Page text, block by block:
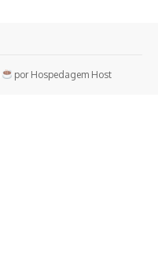
por Hospedagem Host